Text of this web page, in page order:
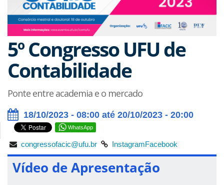
5º Congresso UFU de
Contabilidade
Ponte entre academia e o mercado
18/10/2023 - 08:00 até 20/10/2023 - 20:00
WhatsApp
congressofacic@ufu.br InstagramFacebook
Vídeo de Apresentação